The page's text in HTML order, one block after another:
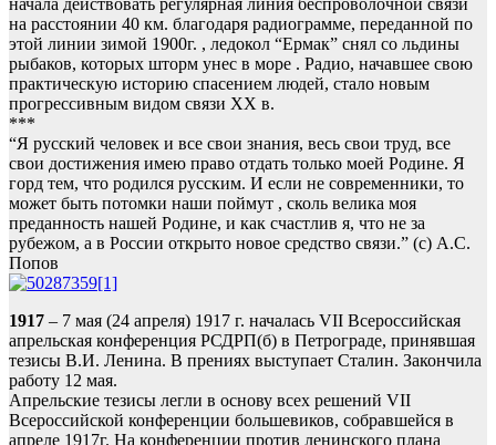
начала действовать регулярная линия беспроволочной связи
на расстоянии 40 км. благодаря радиограмме, переданной по
этой линии зимой 1900г. , ледокол “Ермак” снял со льдины
рыбаков, которых шторм унес в море . Радио, начавшее свою
практическую историю спасением людей, стало новым
прогрессивным видом связи XX в.
***
“Я русский человек и все свои знания, весь свои труд, все
свои достижения имею право отдать только моей Родине. Я
горд тем, что родился русским. И если не современники, то
может быть потомки наши поймут , сколь велика моя
преданность нашей Родине, и как счастлив я, что не за
рубежом, а в России открыто новое средство связи.” (с) А.С.
Попов
1917 – 7 мая (24 апреля) 1917 г. началась VII Всероссийская
апрельская конференция РСДРП(б) в Петрограде, принявшая
тезисы В.И. Ленина. В прениях выступает Сталин. Закончила
работу 12 мая.
Апрельские тезисы легли в основу всех решений VII
Всероссийской конференции большевиков, собравшейся в
апреле 1917г. На конференции против ленинского плана